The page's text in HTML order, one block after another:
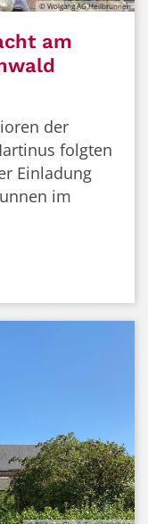
© Wolgang AG Heilbrunnen
am
der
folgten
Einladung
im